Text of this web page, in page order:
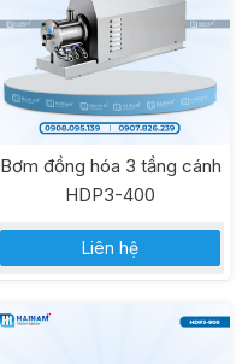
Bơm đồng hóa 3 tầng cánh
HDP3-400
Liên hệ